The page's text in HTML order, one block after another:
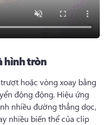
hình tròn
hoặc vòng xoay bằng
động động. Hiệu ứng
nhiều đường thẳng dọc,
nhiều biến thể của clip